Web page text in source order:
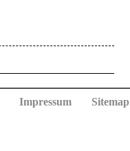
Impressum Sitemap